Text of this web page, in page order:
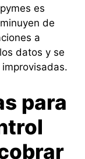
es
de
a
datos y se
para